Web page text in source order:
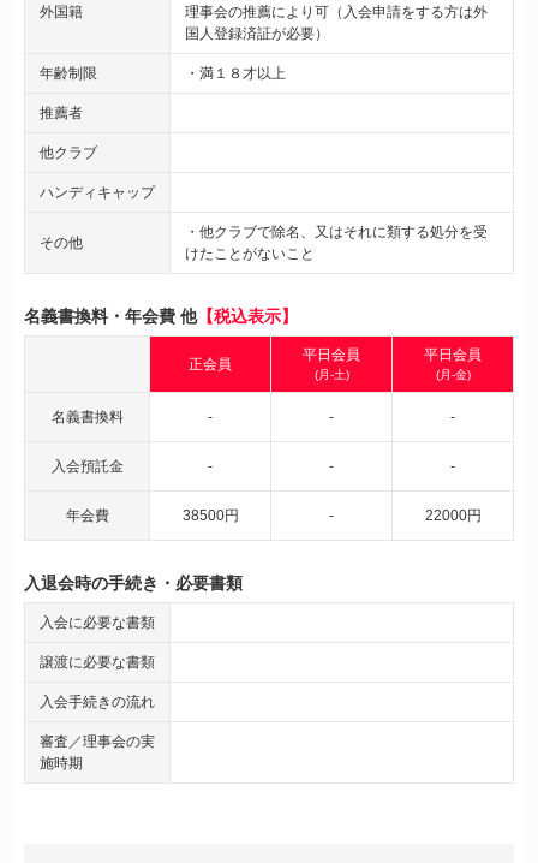
外国籍
理事会の推薦により可（入会申請をする方は外
国人登録済証が必要）
年齢制限 ・満１８才以上
推薦者
他クラブ
ハンディキャップ
その他
・他クラブで除名、又はそれに類する処分を受
けたことがないこと
名義書換料・年会費 他【税込表示】
正会員
平日会員
(月-土)
平日会員
(月-金)
名義書換料 - - -
入会預託金 - - -
年会費 38500円 - 22000円
入退会時の手続き・必要書類
入会に必要な書類
譲渡に必要な書類
入会手続きの流れ
審査／理事会の実
施時期